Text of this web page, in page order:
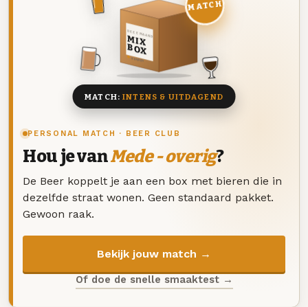
PERSONAL MATCH · BEER CLUB
Hou je vanMede - overig?
De Beer koppelt je aan een box met bieren die in
dezelfde straat wonen. Geen standaard pakket.
Gewoon raak.
Bekijk jouw match →
Of doe de snelle smaaktest →
DEZE MAAND
MIX
BOX
8 BIEREN
MATCH
MATCH:INTENS & UITDAGEND